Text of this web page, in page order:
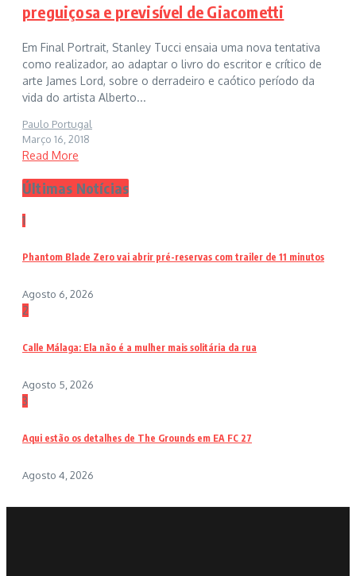
preguiçosa e previsível de Giacometti
Em Final Portrait, Stanley Tucci ensaia uma nova tentativa
como realizador, ao adaptar o livro do escritor e crítico de
arte James Lord, sobre o derradeiro e caótico período da
vida do artista Alberto...
Paulo Portugal
Março 16, 2018
Read More
Últimas Notícias
1
Phantom Blade Zero vai abrir pré-reservas com trailer de 11 minutos
Agosto 6, 2026
2
Calle Málaga: Ela não é a mulher mais solitária da rua
Agosto 5, 2026
3
Aqui estão os detalhes de The Grounds em EA FC 27
Agosto 4, 2026